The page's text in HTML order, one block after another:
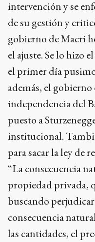
intervención y se
de su gestión y
gobierno de Macri
el ajuste. Se lo hizo
el primer día
además, el
independencia del
puesto a
institucional.
para sacar la ley de
“La consecuencia
propiedad privada,
buscando
consecuencia
las cantidades, el